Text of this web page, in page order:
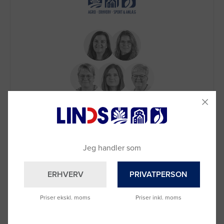
Brug for hjælp?
Ring til os på9992 0233
Du kan også kontakte din lokale sælger
Jeg handler som
ERHVERV
Priser ekskl. moms
PRIVATPERSON
Priser inkl. moms